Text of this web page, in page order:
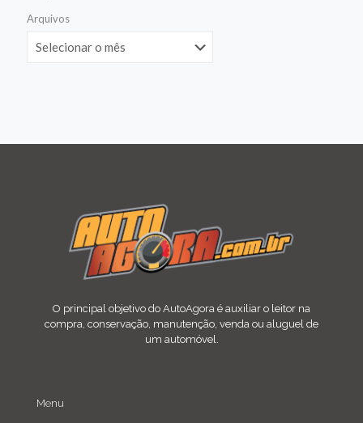
Arquivos
O principal objetivo do AutoAgora é auxiliar o leitor na
compra, conservação, manutenção, venda ou aluguel de
um automóvel.
Menu